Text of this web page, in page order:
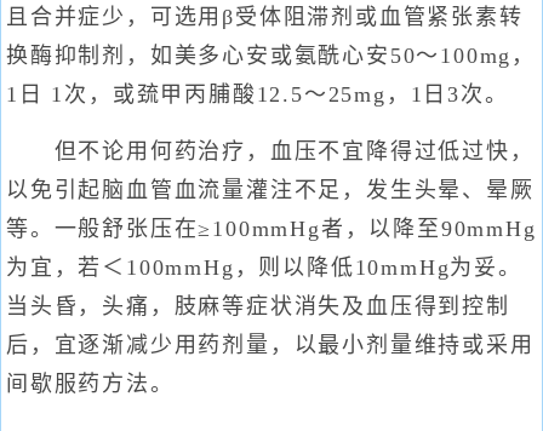
且合并症少，可选用β受体阻滞剂或血管紧张素转
换酶抑制剂，如美多心安或氨酰心安50～100mg，
1日 1次，或巯甲丙脯酸12.5～25mg，1日3次。
但不论用何药治疗，血压不宜降得过低过快，
以免引起脑血管血流量灌注不足，发生头晕、晕厥
等。一般舒张压在≥100mmHg者，以降至90mmHg
为宜，若＜100mmHg，则以降低10mmHg为妥。
当头昏，头痛，肢麻等症状消失及血压得到控制
后，宜逐渐减少用药剂量，以最小剂量维持或采用
间歇服药方法。